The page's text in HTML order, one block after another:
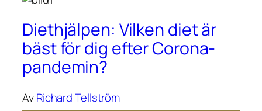
Diethjälpen: Vilken diet är
bäst för dig efter Corona-
pandemin?
AvRichard Tellström